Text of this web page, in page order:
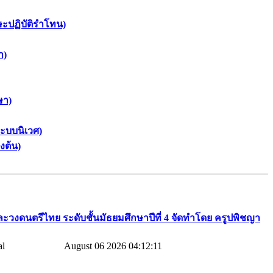
ปฏิบัติรำโทน)
)
า)
บบนิเวศ)
ต้น)
ะวงดนตรีไทย​ ระดับชั้นมัธยมศึกษาปีที่​ 4​ จัดทำโดย​ ครูปพิชญา​
August 06 2026 04:12:11